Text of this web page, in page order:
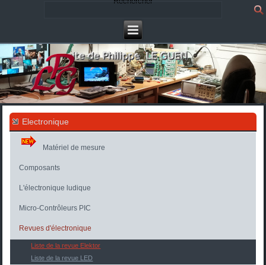
Electronique
Matériel de mesure
Composants
L'électronique ludique
Micro-Contrôleurs PIC
Revues d'électronique
Liste de la revue Elektor
Liste de la revue LED